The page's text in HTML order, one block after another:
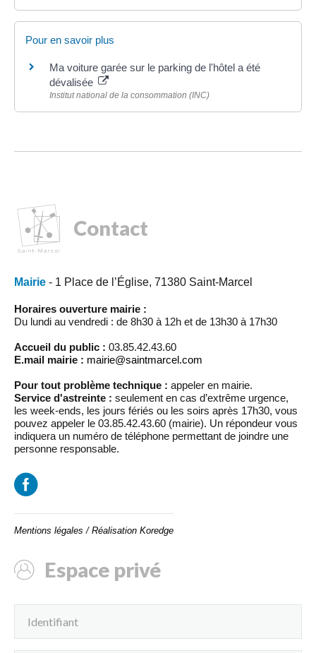
Pour en savoir plus
Ma voiture garée sur le parking de l'hôtel a été
dévalisée
Institut national de la consommation (INC)
Contact
Mairie - 1 Place de l’Église, 71380 Saint-Marcel
Horaires ouverture mairie :
Du lundi au vendredi : de 8h30 à 12h et de 13h30 à 17h30
Accueil du public : 03.85.42.43.60
E.mail mairie : mairie@saintmarcel.com
Pour tout problème technique : appeler en mairie.
Service d'astreinte : seulement en cas d’extrême urgence,
les week-ends, les jours fériés ou les soirs après 17h30, vous
pouvez appeler le 03.85.42.43.60 (mairie). Un répondeur vous
indiquera un numéro de téléphone permettant de joindre une
personne responsable.
Mentions légales / Réalisation Koredge
Espace privé